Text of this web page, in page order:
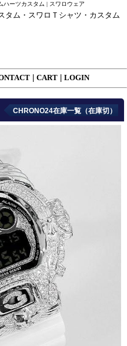
ハーツカスタム | スワロウェア
タム・スワロＴシャツ・カスタム
CART LOGIN
CHRONO24在庫一覧（在庫切）